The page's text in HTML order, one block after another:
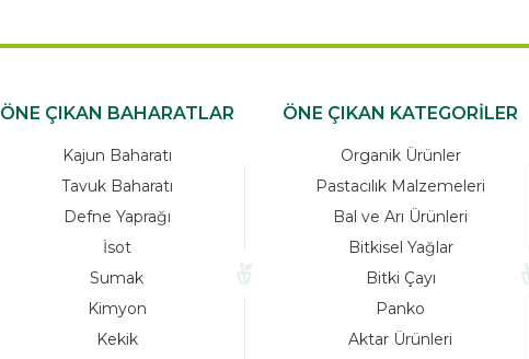
ÖNE ÇIKAN BAHARATLAR
Kajun Baharatı
Tavuk Baharatı
Defne Yaprağı
İsot
Sumak
Kimyon
Kekik
ÖNE ÇIKAN KATEGORİLER
Organik Ürünler
Pastacılık Malzemeleri
Bal ve Arı Ürünleri
Bitkisel Yağlar
Bitki Çayı
Panko
Aktar Ürünleri